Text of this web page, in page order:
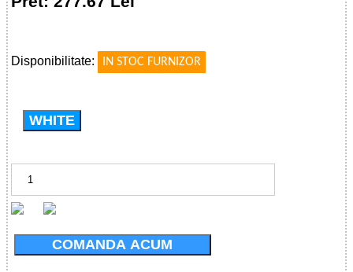
Disponibilitate:
IN STOC FURNIZOR
WHITE
COMANDA ACUM